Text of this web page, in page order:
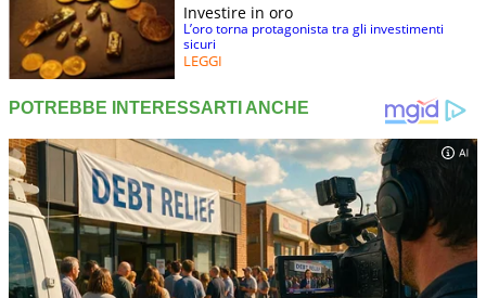
Investire in oro
L’oro torna protagonista tra gli investimenti
sicuri
LEGGI